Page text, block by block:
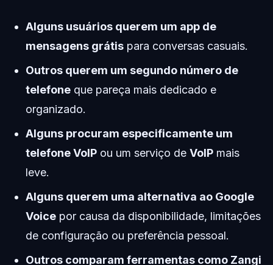
Alguns usuários querem um app de
mensagens grátispara conversas casuais.
Outros querem um segundo número de
telefoneque pareça mais dedicado e
organizado.
Alguns procuram especificamente um
telefone VoIPou um serviço de VoIPmais
leve.
Alguns querem uma alternativa ao Google
Voicepor causa da disponibilidade, limitações
de configuração ou preferência pessoal.
Outros comparam ferramentas como Zangi